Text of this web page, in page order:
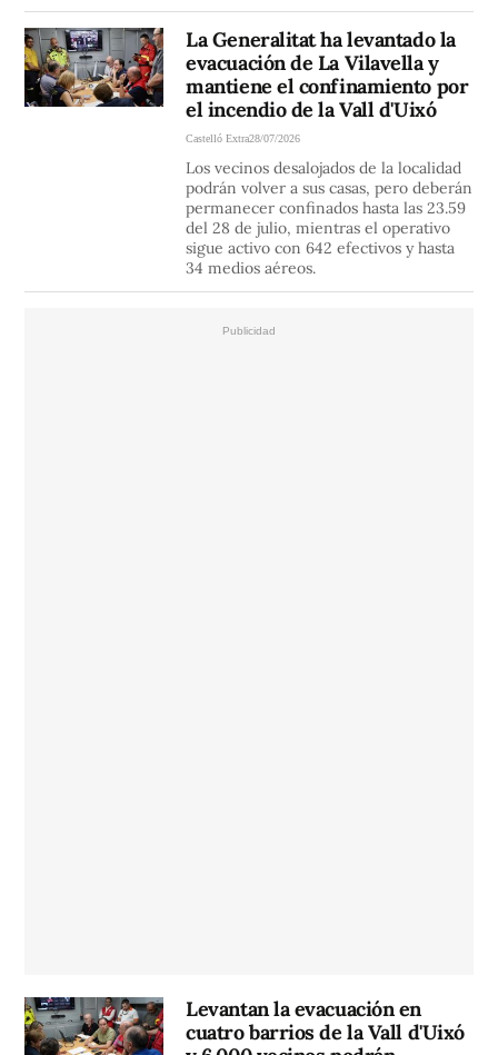
La Generalitat ha levantado la
evacuación de La Vilavella y
mantiene el confinamiento por
el incendio de la Vall d'Uixó
Castelló Extra28/07/2026
Los vecinos desalojados de la localidad
podrán volver a sus casas, pero deberán
permanecer confinados hasta las 23.59
del 28 de julio, mientras el operativo
sigue activo con 642 efectivos y hasta
34 medios aéreos.
Levantan la evacuación en
cuatro barrios de la Vall d'Uixó